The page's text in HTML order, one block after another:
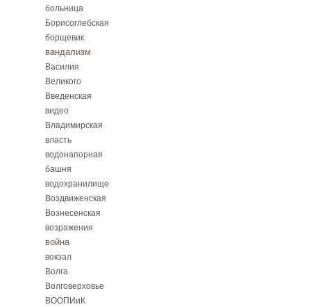
больница
Борисоглебская
борщевик
вандализм
Василия
Великого
Введенская
видео
Владимирская
власть
водонапорная
башня
водохранилище
Воздвиженская
Вознесенская
возражения
война
вокзал
Волга
Волговерховье
ВООПИиК